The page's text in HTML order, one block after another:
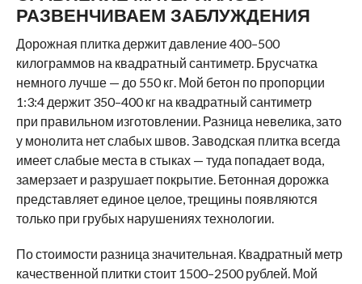
РАЗВЕНЧИВАЕМ ЗАБЛУЖДЕНИЯ
Дорожная плитка держит давление 400–500
килограммов на квадратный сантиметр. Брусчатка
немного лучше — до 550 кг. Мой бетон по пропорции
1:3:4 держит 350–400 кг на квадратный сантиметр
при правильном изготовлении. Разница невелика, зато
у монолита нет слабых швов. Заводская плитка всегда
имеет слабые места в стыках — туда попадает вода,
замерзает и разрушает покрытие. Бетонная дорожка
представляет единое целое, трещины появляются
только при грубых нарушениях технологии.
По стоимости разница значительная. Квадратный метр
качественной плитки стоит 1500–2500 рублей. Мой